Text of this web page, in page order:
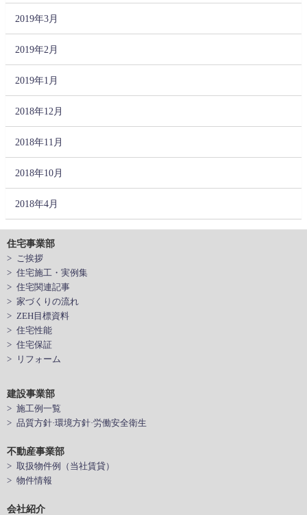
2019年3月
2019年2月
2019年1月
2018年12月
2018年11月
2018年10月
2018年4月
住宅事業部
> ご挨拶
> 住宅施工・実例集
> 住宅関連記事
> 家づくりの流れ
> ZEH目標資料
> 住宅性能
> 住宅保証
> リフォーム
建設事業部
> 施工例一覧
> 品質方針·環境方針·労働安全衛生
不動産事業部
> 取扱物件例（当社賃貸）
> 物件情報
会社紹介